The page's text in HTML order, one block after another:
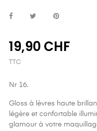
19,90 CHF
TTC
Nr 16.
Gloss à lèvres haute
légère et confortable
glamour à votre